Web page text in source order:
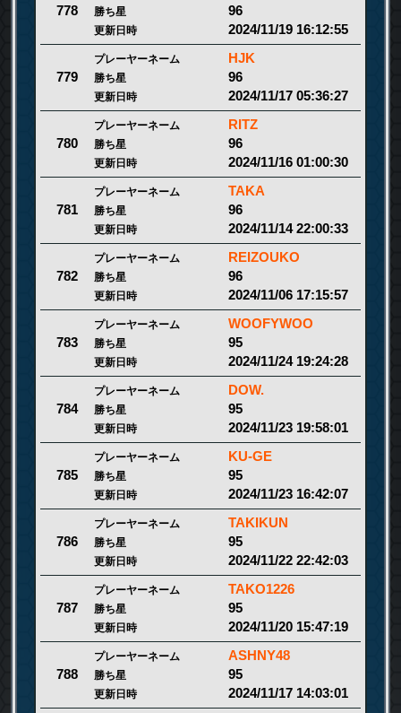
778 勝ち星 96
更新日時 2024/11/19 16:12:55
779
プレーヤーネーム HJK
勝ち星 96
更新日時 2024/11/17 05:36:27
780
プレーヤーネーム RITZ
勝ち星 96
更新日時 2024/11/16 01:00:30
781
プレーヤーネーム TAKA
勝ち星 96
更新日時 2024/11/14 22:00:33
782
プレーヤーネーム REIZOUKO
勝ち星 96
更新日時 2024/11/06 17:15:57
783
プレーヤーネーム WOOFYWOO
勝ち星 95
更新日時 2024/11/24 19:24:28
784
プレーヤーネーム DOW.
勝ち星 95
更新日時 2024/11/23 19:58:01
785
プレーヤーネーム KU-GE
勝ち星 95
更新日時 2024/11/23 16:42:07
786
プレーヤーネーム TAKIKUN
勝ち星 95
更新日時 2024/11/22 22:42:03
787
プレーヤーネーム TAKO1226
勝ち星 95
更新日時 2024/11/20 15:47:19
788
プレーヤーネーム ASHNY48
勝ち星 95
更新日時 2024/11/17 14:03:01